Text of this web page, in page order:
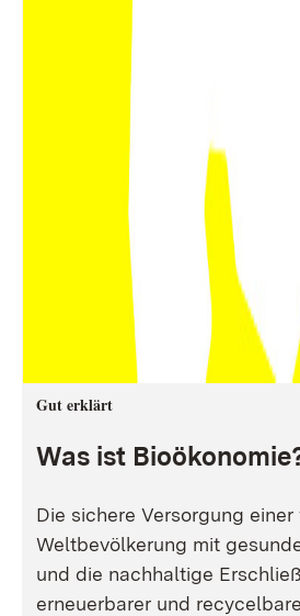
Gut erklärt
Was ist
Die sichere Versorgung
Weltbevölkerung mit
und die nachhaltige
erneuerbarer und